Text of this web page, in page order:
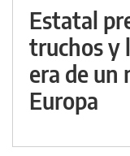
Estatal
truchos y
era de un
Europa